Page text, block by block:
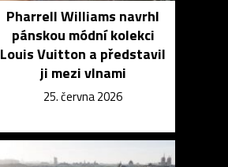
Pharrell Williams navrhl
pánskou módní kolekci
Louis Vuitton a představil
ji mezi vlnami
25. června 2026